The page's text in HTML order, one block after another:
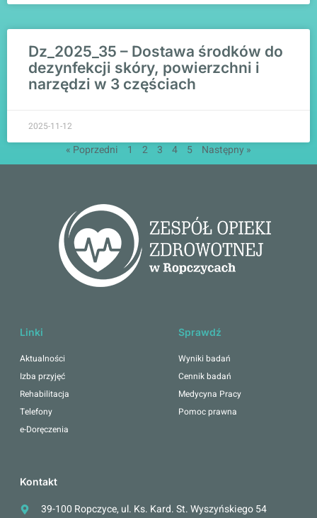
Dz_2025_35 – Dostawa środków do
dezynfekcji skóry, powierzchni i
narzędzi w 3 częściach
2025-11-12
« Poprzedni 1 2 3 4 5 Następny »
Linki
Aktualności
Izba przyjęć
Rehabilitacja
Telefony
e-Doręczenia
Sprawdź
Wyniki badań
Cennik badań
Medycyna Pracy
Pomoc prawna
Kontakt
39-100 Ropczyce, ul. Ks. Kard. St. Wyszyńskiego 54